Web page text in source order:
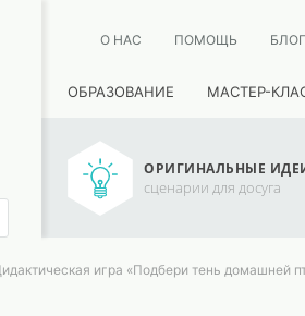
О НАС ПОМОЩЬ БЛОГ
ОБРАЗОВАНИЕ МАСТЕР-
ОРИГИНАЛЬНЫЕ
сценарии для досуга
игра «Подбери тень домашней